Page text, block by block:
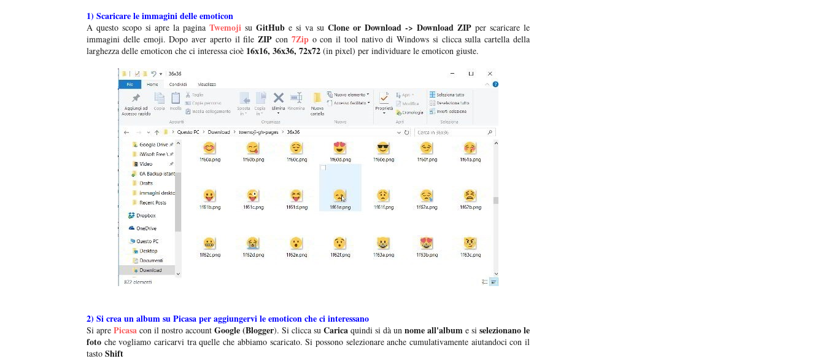
1) Scaricare le immagini delle emoticon
A questo scopo si apre la pagina Twemoji su GitHub e si va su Clone or Download -> Download ZIP per scaricare le
immagini delle emoji. Dopo aver aperto il fileZIP con 7Zip o con il tool nativo di Windows si clicca sulla cartella della
larghezza delle emoticon che ci interessa cioè 16x16, 36x36, 72x72 (in pixel) per individuare le emoticon giuste.
2) Si crea un album su Picasa per aggiungervi le emoticon che ci interessano
Si apre Picasa con il nostro account Google (Blogger). Si clicca su Carica quindi si dà un nome all'album e si selezionano le
foto che vogliamo caricarvi tra quelle che abbiamo scaricato. Si possono selezionare anche cumulativamente aiutandoci con il
tasto Shift